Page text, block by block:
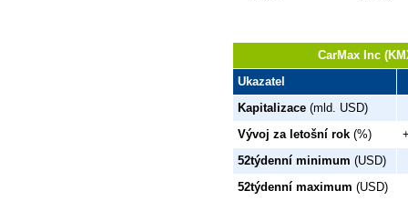
CarMax Inc
Ukazatel
Kapitalizace (mld. USD)
Vývoj za letošní rok (%)
52týdenní minimum (USD)
52týdenní maximum (USD)